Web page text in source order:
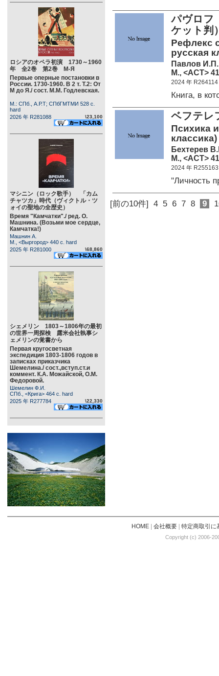
ロシアのオペラ初演 1730～1960
年 全2巻 第2巻 М-Я
Первые оперные постановки в
России. 1730-1960. В 2 т. Т.2: От
М до Я./ сост. М.М. Годлевская.
М.: СПб., А.Р.Т; СПбГМТМИ 528 c.
hard
2026 年 R281088
\23,100
マシニン（ロック歌手） 「カム
チャツカ」時代（ヴィクトル・ツ
ォイの聖地の全歴史）
Время "Камчатки"./ ред. О.
Машнина. (Возьми мое сердце,
Камчатка!)
Машнин А.
М., <Выргород> 440 c. hard
2025 年 R281000
\68,860
シェメリン 1803～1806年の最初
の世界一周探検 露米会社執事シ
ェメリンの覚書から
Первая кругосветная
экспедиция 1803-1806 годов в
записках приказчика
Шемелина./ сост.,вступ.ст.и
коммент. К.А. Можайской, О.М.
Федоровой.
Шемелин Ф.И.
СПб., <Крига> 464 c. hard
2025 年 R277784
\22,330
パヴロフ
ケット判
Рефлекс
русская
Павлов И.П.
М., <АСТ>
2024 年 R264114
Книга, в
ベフテ
Психика
классика)
Бехтерев
М., <АСТ>
2024 年 R255163
"Личность
[前の10件] 4 5 6 7 8 9
HOME| 会社概要| 特定商取引に
Copyright (c) 2006-